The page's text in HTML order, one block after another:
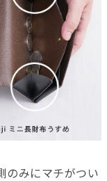
のみにマチがつい